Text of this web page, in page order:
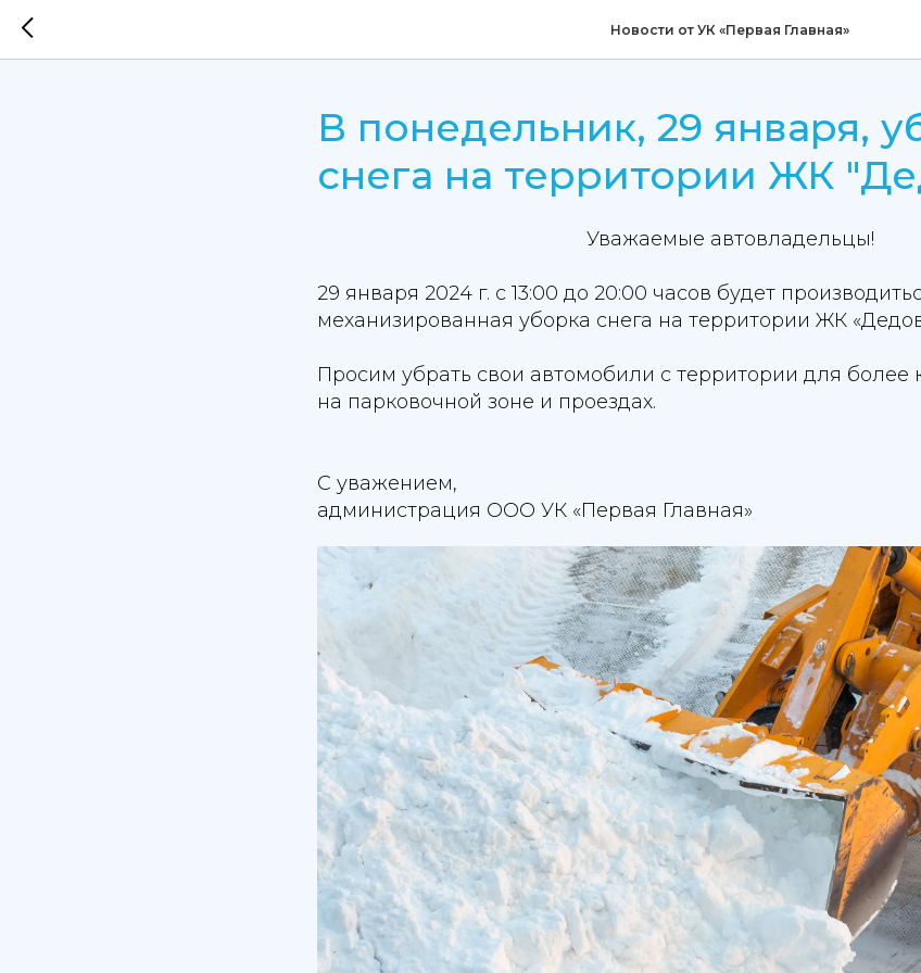
Новости от УК «Первая Главная»
В понедельник, 29 января,
снега на территории ЖК
Уважаемые автовладельцы!
29 января 2024 г. с 13:00 до 20:00 часов будет
механизированная уборка снега на территории ЖК
Просим убрать свои автомобили с территории для более
на парковочной зоне и проездах.
С уважением,
администрация ООО УК «Первая Главная»